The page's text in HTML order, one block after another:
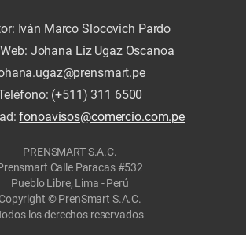
Iván Marco Slocovich Pardo
Johana Liz Ugaz Oscanoa
(+511) 311 6500
fonoavisos@comercio.com.pe
PRENSMART S.A.C.
Calle Paracas #532
Pueblo Libre, Lima - Perú
Copyright © PrenSmart S.A.C.
los derechos reservados